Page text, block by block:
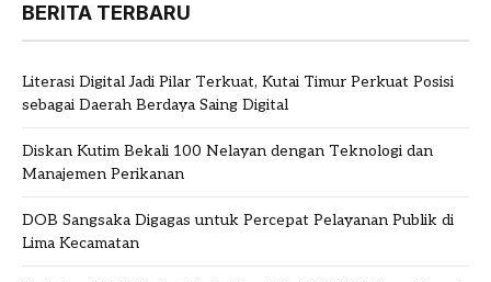
BERITA TERBARU
Literasi Digital Jadi Pilar Terkuat, Kutai Timur Perkuat Posisi
sebagai Daerah Berdaya Saing Digital
Diskan Kutim Bekali 100 Nelayan dengan Teknologi dan
Manajemen Perikanan
DOB Sangsaka Digagas untuk Percepat Pelayanan Publik di
Lima Kecamatan